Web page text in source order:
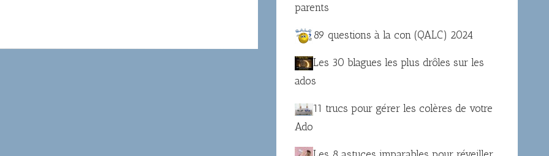
parents
89 questions à la con (QALC) 2024
Les 30 blagues les plus drôles sur les
ados
11 trucs pour gérer les colères de votre
Ado